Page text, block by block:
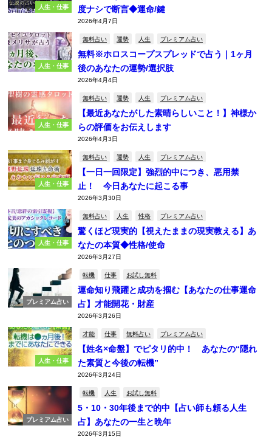
人生・仕事
度ナシで断言◆運命/鍵
2026年4月7日
人生・仕事
無料占い 運勢 人生 プレミアム占い
無料※ホロスコープスプレッドで占う｜1ヶ月
後のあなたの運勢/選択肢
2026年4月4日
人生・仕事
無料占い 運勢 人生 プレミアム占い
【最近あなたがした素晴らしいこと！】神様か
らの評価をお伝えします
2026年4月3日
人生・仕事
無料占い 運勢 人生 プレミアム占い
【一日一回限定】強烈的中につき、悪用禁
止！ 今日あなたに起こる事
2026年3月30日
人生・仕事
無料占い 人生 性格 プレミアム占い
驚くほど現実的【視えたままの現実教える】あ
なたの本質◆性格/使命
2026年3月27日
プレミアム占い
転機 仕事 お試し無料
運命知り飛躍と成功を掴む【あなたの仕事運命
占】才能開花・財産
2026年3月26日
人生・仕事
才能 仕事 無料占い プレミアム占い
【姓名×命盤】でピタリ的中！ あなたの“隠れ
た素質と今後の転機”
2026年3月24日
プレミアム占い
転機 人生 お試し無料
5・10・30年後まで的中【占い師も頼る人生
占】あなたの一生と晩年
2026年3月15日